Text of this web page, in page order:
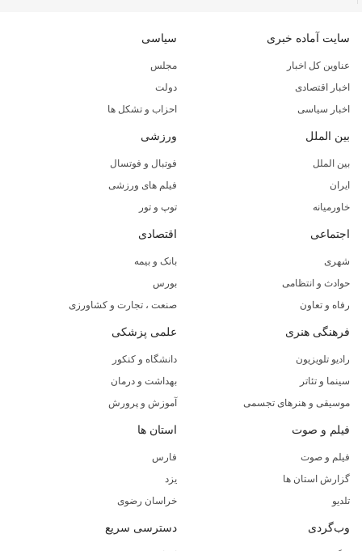
سایت آماده خبری
عناوین کل اخبار
اخبار اقتصادی
اخبار سیاسی
سیاسی
مجلس
دولت
احزاب و تشکل ها
بین الملل
بین الملل
ایران
خاورمیانه
ورزشی
فوتبال و فوتسال
فیلم های ورزشی
توپ و تور
اجتماعی
شهری
حوادث و انتظامی
رفاه و تعاون
اقتصادی
بانک و بیمه
بورس
صنعت ، تجارت و کشاورزی
فرهنگی هنری
رادیو تلویزیون
سینما و تئاتر
موسیقی و هنرهای تجسمی
علمی پزشکی
دانشگاه و کنکور
بهداشت و درمان
آموزش و پرورش
فیلم و صوت
فیلم و صوت
گزارش استان ها
تلدیو
استان ها
فارس
یزد
خراسان رضوی
وب‌گردی دسترسی سریع